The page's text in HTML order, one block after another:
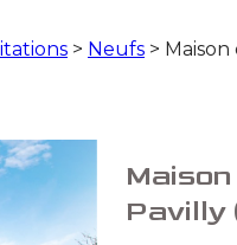
> Neufs >
Pavilly